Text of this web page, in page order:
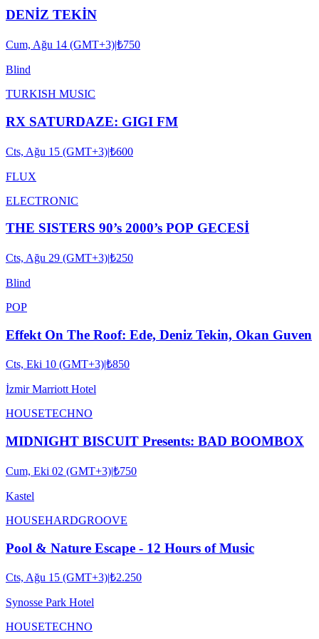
DENİZ TEKİN
Cum, Ağu 14 (GMT+3)|₺750
Blind
TURKISH MUSIC
RX SATURDAZE: GIGI FM
Cts, Ağu 15 (GMT+3)|₺600
FLUX
ELECTRONIC
THE SISTERS 90’s 2000’s POP GECESİ
Cts, Ağu 29 (GMT+3)|₺250
Blind
POP
Effekt On The Roof: Ede, Deniz Tekin, Okan Guven
Cts, Eki 10 (GMT+3)|₺850
İzmir Marriott Hotel
HOUSETECHNO
MIDNIGHT BISCUIT Presents: BAD BOOMBOX
Cum, Eki 02 (GMT+3)|₺750
Kastel
HOUSEHARDGROOVE
Pool & Nature Escape - 12 Hours of Music
Cts, Ağu 15 (GMT+3)|₺2.250
Synosse Park Hotel
HOUSETECHNO